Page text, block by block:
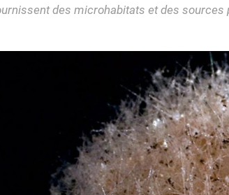
des microhabitats et des